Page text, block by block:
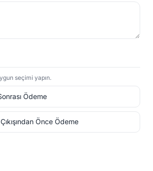
seçimi yapın.
Ödeme
Önce Ödeme